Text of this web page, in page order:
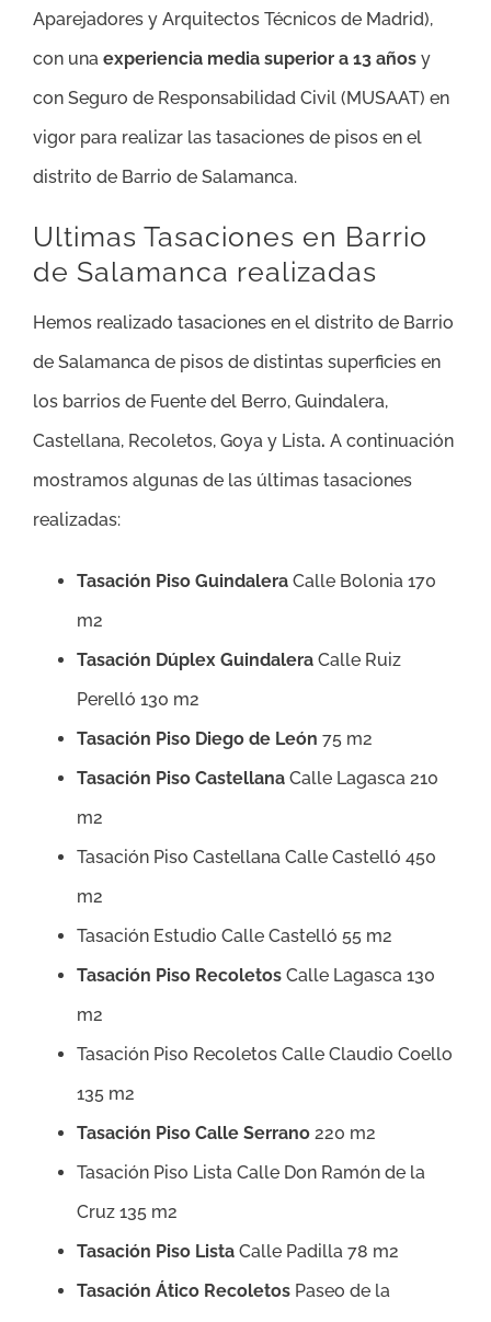
Aparejadores y Arquitectos Técnicos de Madrid),
con una experiencia media superior a 13 años y
con Seguro de Responsabilidad Civil (MUSAAT) en
vigor para realizar las tasaciones de pisos en el
distrito de Barrio de Salamanca.
Ultimas Tasaciones en Barrio
de Salamanca realizadas
Hemos realizado tasaciones en el distrito de Barrio
de Salamanca de pisos de distintas superficies en
los barrios de Fuente del Berro, Guindalera,
Castellana, Recoletos, Goya y Lista. A continuación
mostramos algunas de las últimas tasaciones
realizadas:
Tasación Piso Guindalera Calle Bolonia 170
m2
Tasación Dúplex Guindalera Calle Ruiz
Perelló 130 m2
Tasación Piso Diego de León 75 m2
Tasación Piso Castellana Calle Lagasca 210
m2
Tasación Piso Castellana Calle Castelló 450
m2
Tasación Estudio Calle Castelló 55 m2
Tasación Piso Recoletos Calle Lagasca 130
m2
Tasación Piso Recoletos Calle Claudio Coello
135 m2
Tasación Piso Calle Serrano 220 m2
Tasación Piso Lista Calle Don Ramón de la
Cruz 135 m2
Tasación Piso Lista Calle Padilla 78 m2
Tasación Ático Recoletos Paseo de la